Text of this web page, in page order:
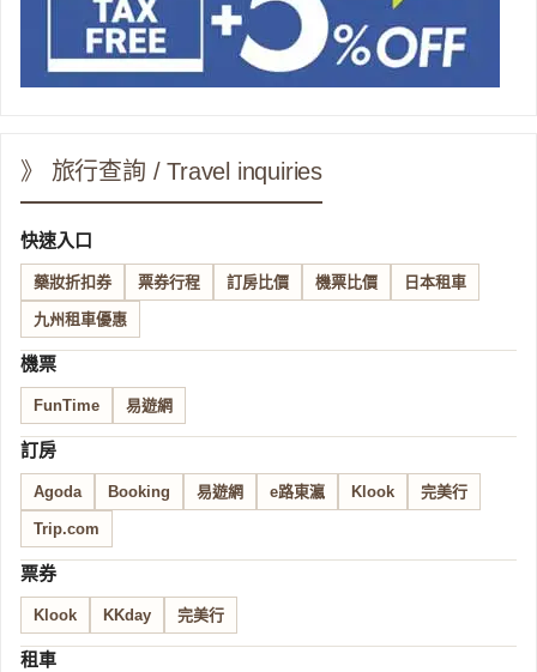
》 旅行查詢 / Travel inquiries
快速入口
藥妝折扣券 票券行程 訂房比價 機票比價 日本租車
九州租車優惠
機票
FunTime 易遊網
訂房
Agoda Booking 易遊網 e路東瀛 Klook 完美行
Trip.com
票券
Klook KKday 完美行
租車